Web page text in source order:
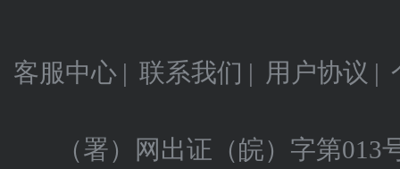
客服中心 | 联系我们 | 用户协议 |
（署）网出证（皖）字第013